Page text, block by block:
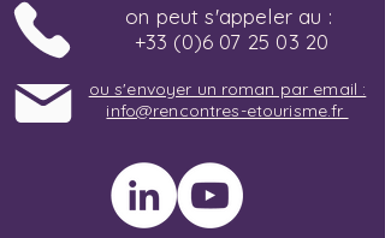
on peut s'appeler au :
+33 (0)6 07 25 03 20
ou s'envoyer un roman par email :
info@rencontres-etourisme.fr